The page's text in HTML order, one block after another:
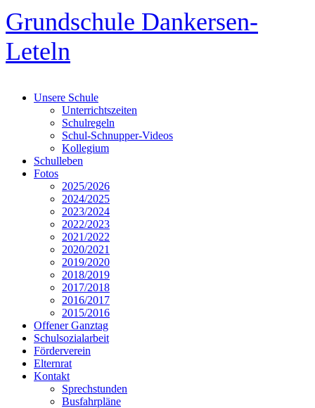
Grundschule Dankersen-
Leteln
Unsere Schule
Unterrichtszeiten
Schulregeln
Schul-Schnupper-Videos
Kollegium
Schulleben
Fotos
2025/2026
2024/2025
2023/2024
2022/2023
2021/2022
2020/2021
2019/2020
2018/2019
2017/2018
2016/2017
2015/2016
Offener Ganztag
Schulsozialarbeit
Förderverein
Elternrat
Kontakt
Sprechstunden
Busfahrpläne